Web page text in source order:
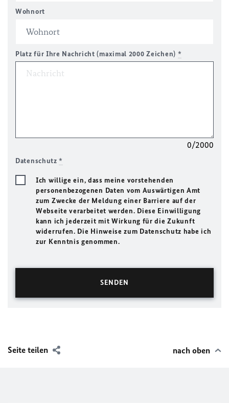
Wohnort
Platz für Ihre Nachricht (maximal 2000 Zeichen) *
0/2000
Datenschutz*
Ich willige ein, dass meine vorstehenden
personenbezogenen Daten vom Auswärtigen Amt
zum Zwecke der Meldung einer Barriere auf der
Webseite verarbeitet werden. Diese Einwilligung
kann ich jederzeit mit Wirkung für die Zukunft
widerrufen. Die Hinweise zum Datenschutz habe ich
zur Kenntnis genommen.
Seite teilen nach oben